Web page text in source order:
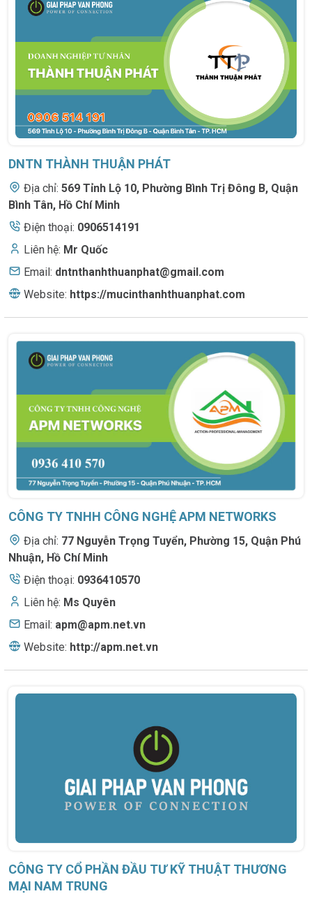
DNTN THÀNH THUẬN PHÁT
Địa chỉ: 569 Tỉnh Lộ 10, Phường Bình Trị Đông B, Quận
Bình Tân, Hồ Chí Minh
Điện thoại: 0906514191
Liên hệ: Mr Quốc
Email: dntnthanhthuanphat@gmail.com
Website: https://mucinthanhthuanphat.com
CÔNG TY TNHH CÔNG NGHỆ APM NETWORKS
Địa chỉ: 77 Nguyễn Trọng Tuyển, Phường 15, Quận Phú
Nhuận, Hồ Chí Minh
Điện thoại: 0936410570
Liên hệ: Ms Quyên
Email: apm@apm.net.vn
Website: http://apm.net.vn
CÔNG TY CỔ PHẦN ĐẦU TƯ KỸ THUẬT THƯƠNG
MẠI NAM TRUNG